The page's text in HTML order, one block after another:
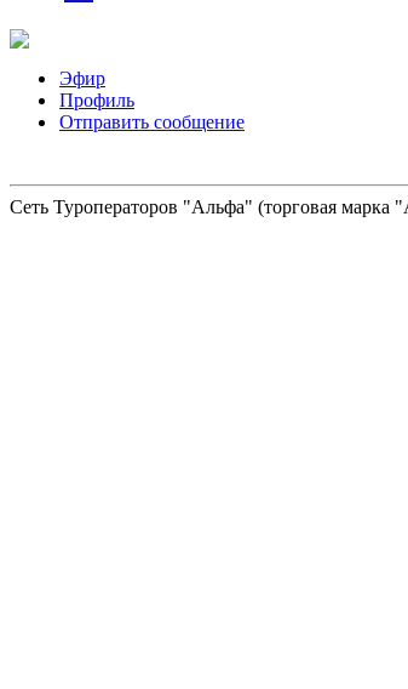
Эфир
Профиль
Отправить сообщение
Сеть Туроператоров "Альфа" (торговая